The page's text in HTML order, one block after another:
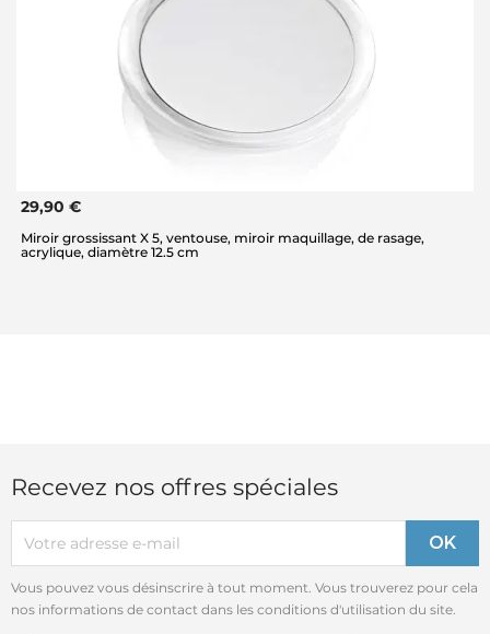
29,90 €
Miroir grossissant X 5, ventouse, miroir maquillage, de rasage,
acrylique, diamètre 12.5 cm
Recevez nos offres spéciales
Vous pouvez vous désinscrire à tout moment. Vous trouverez pour cela
nos informations de contact dans les conditions d'utilisation du site.